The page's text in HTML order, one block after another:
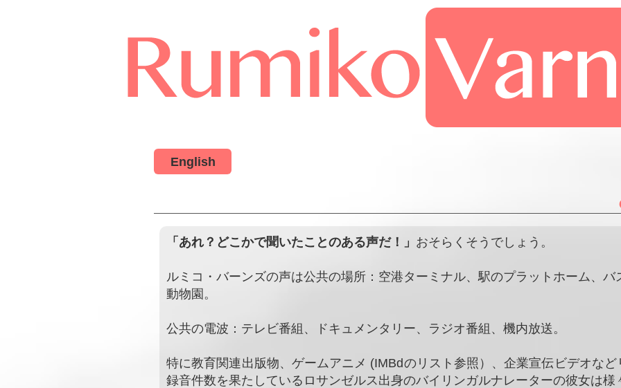
English
「あれ？どこかで聞いたことのある声だ！」 おそらくそうでしょう。
ルミコ・バーンズの声は公共の場所：空港ターミナル、駅のプラットホーム、
動物園。
公共の電波：テレビ番組、ドキュメンタリー、ラジオ番組、機内放送。
特に教育関連出版物、ゲームアニメ (IMBdのリスト参照）、企業宣伝ビデオな
録音件数を果たしているロサンゼルス出身のバイリンガルナレーターの彼女は